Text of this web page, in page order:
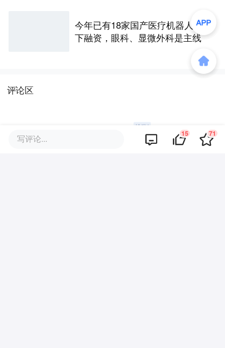
今年已有18家国产医疗机器人拿
下融资，眼科、显微外科是主线
评论区
写评论... 15 71